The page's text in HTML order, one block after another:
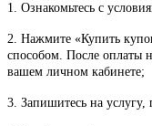
1. Ознакомьтесь с
2. Нажмите «Купить
способом. После оплаты
вашем личном кабинете;
3. Запишитесь на